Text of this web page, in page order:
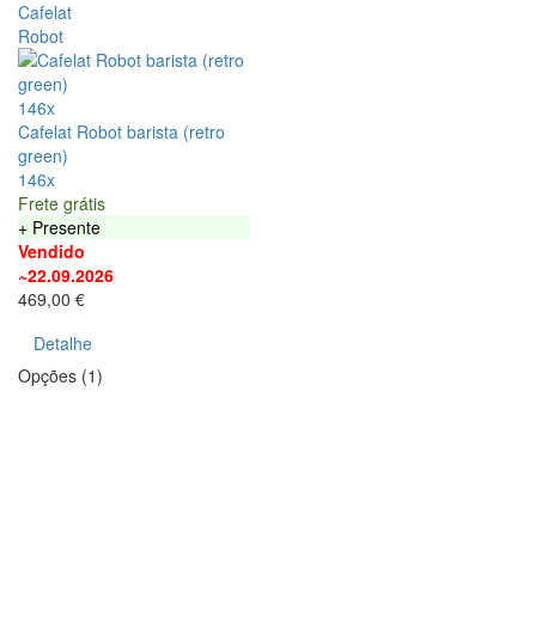
146x
Cafelat Robot barista (retro
green)
146x
Frete grátis
+ Presente
Vendido
~22.09.2026
469,00 €
Detalhe
Opções (1)